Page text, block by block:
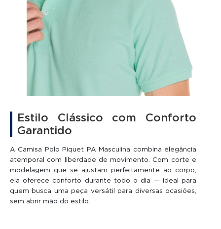
Estilo Clássico com Conforto
Garantido
A Camisa Polo Piquet PA Masculina combina elegância
atemporal com liberdade de movimento. Com corte e
modelagem que se ajustam perfeitamente ao corpo,
ela oferece conforto durante todo o dia — ideal para
quem busca uma peça versátil para diversas ocasiões,
sem abrir mão do estilo.